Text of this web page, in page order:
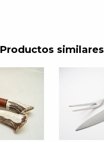
Productos similares